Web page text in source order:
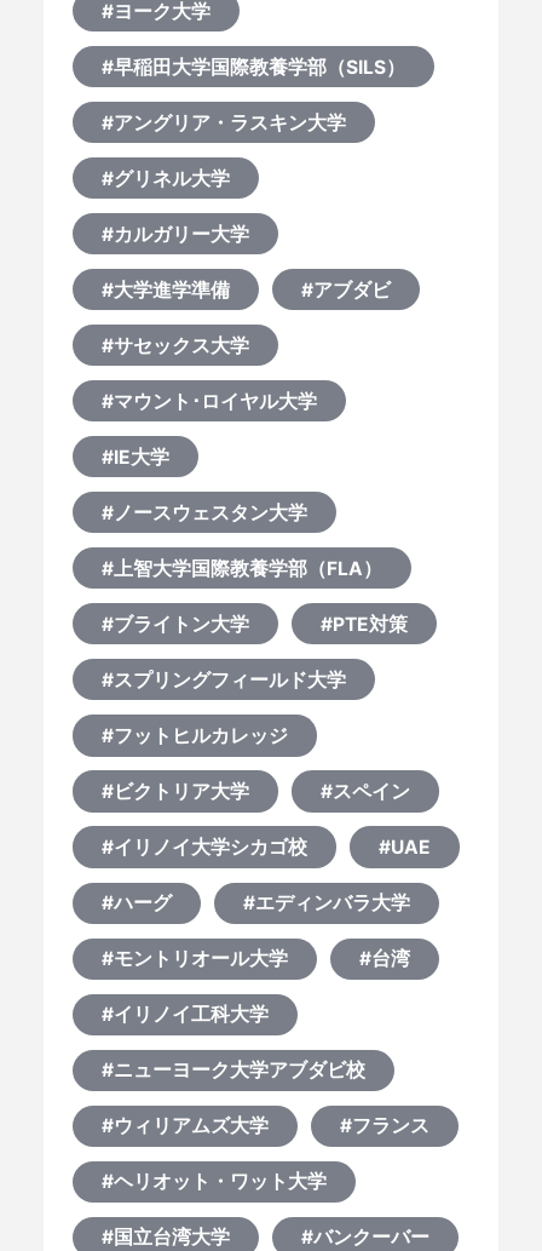
#ヨーク大学
#早稲田大学国際教養学部（SILS）
#アングリア・ラスキン大学
#グリネル大学
#カルガリー大学
#大学進学準備 #アブダビ
#サセックス大学
#マウント･ロイヤル大学
#IE大学
#ノースウェスタン大学
#上智大学国際教養学部（FLA）
#ブライトン大学 #PTE対策
#スプリングフィールド大学
#フットヒルカレッジ
#ビクトリア大学 #スペイン
#イリノイ大学シカゴ校 #UAE
#ハーグ #エディンバラ大学
#モントリオール大学 #台湾
#イリノイ工科大学
#ニューヨーク大学アブダビ校
#ウィリアムズ大学 #フランス
#ヘリオット・ワット大学
#国立台湾大学 #バンクーバー